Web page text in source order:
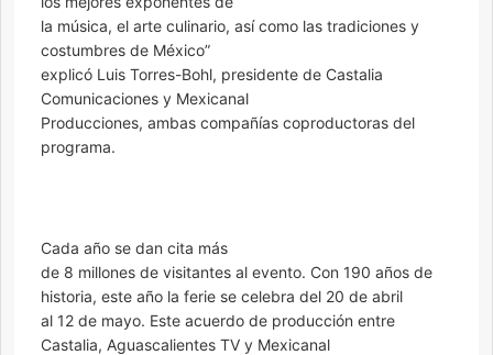
la música, el arte culinario, así como las tradiciones y
costumbres de México”
explicó Luis Torres-Bohl, presidente de Castalia
Comunicaciones y Mexicanal
Producciones, ambas compañías coproductoras del
programa.
Cada año se dan cita más
de 8 millones de visitantes al evento. Con 190 años de
historia, este año la ferie se celebra del 20 de abril
al 12 de mayo. Este acuerdo de producción entre
Castalia, Aguascalientes TV y Mexicanal